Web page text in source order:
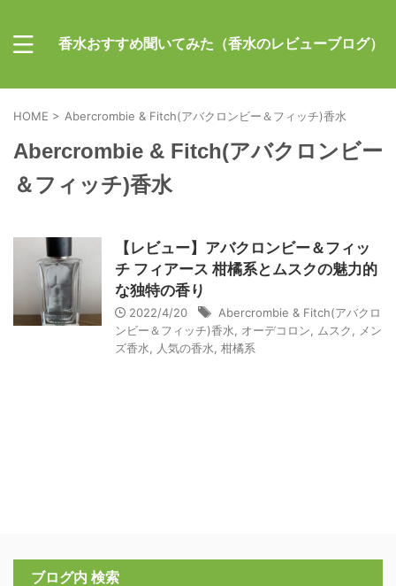
香水おすすめ聞いてみた（香水のレビューブログ）
HOME > Abercrombie & Fitch(アバクロンビー＆フィッチ)香水
Abercrombie & Fitch(アバクロンビー
＆フィッチ)香水
【レビュー】アバクロンビー＆フィッ
チ フィアース 柑橘系とムスクの魅力的
な独特の香り
2022/4/20
Abercrombie & Fitch(アバクロ
ンビー＆フィッチ)香水
オーデコロン ムスク
メン
ズ香水
人気の香水 柑橘系
ブログ内 検索